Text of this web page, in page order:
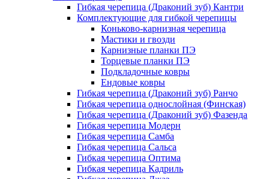
Гибкая черепица (Драконий зуб) Кантри
Комплектующие для гибкой черепицы
Коньково-карнизная черепица
Мастики и гвозди
Карнизные планки ПЭ
Торцевые планки ПЭ
Подкладочные ковры
Ендовые ковры
Гибкая черепица (Драконий зуб) Ранчо
Гибкая черепица однослойная (Финская)
Гибкая черепица (Драконий зуб) Фазенда
Гибкая черепица Модерн
Гибкая черепица Самба
Гибкая черепица Сальса
Гибкая черепица Оптима
Гибкая черепица Кадриль